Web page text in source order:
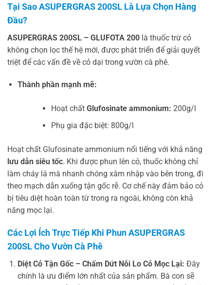
Tại Sao ASUPERGRAS 200SL Là Lựa Chọn Hàng
Đầu?
ASUPERGRAS 200SL – GLUFOTA 200 là thuốc trừ cỏ
không chọn lọc thế hệ mới, được phát triển để giải quyết
triệt để các vấn đề về cỏ dại trong vườn cà phê.
Thành phần mạnh mẽ:
Hoạt chất Glufosinate ammonium: 200g/l
Phụ gia đặc biệt: 800g/l
Hoạt chất Glufosinate ammonium nổi tiếng với khả năng
lưu dẫn siêu tốc. Khi được phun lên cỏ, thuốc không chỉ
làm cháy lá mà nhanh chóng xâm nhập vào bên trong, đi
theo mạch dẫn xuống tận gốc rễ. Cơ chế này đảm bảo cỏ
bị tiêu diệt hoàn toàn từ trong ra ngoài, không còn khả
năng mọc lại.
Các Lợi Ích Trực Tiếp Khi Phun ASUPERGRAS
200SL Cho Vườn Cà Phê
Diệt Cỏ Tận Gốc – Chấm Dứt Nỗi Lo Cỏ Mọc Lại: Đây
chính là ưu điểm lớn nhất của sản phẩm. Bà con sẽ